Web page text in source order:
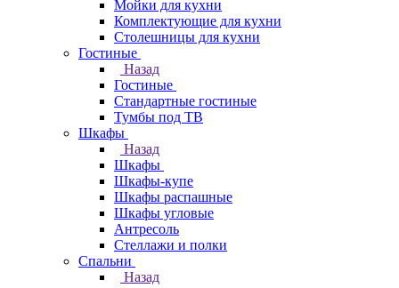
Мойки для кухни
Комплектующие для кухни
Столешницы для кухни
Гостиные
Назад
Гостиные
Стандартные гостиные
Тумбы под ТВ
Шкафы
Назад
Шкафы
Шкафы-купе
Шкафы распашные
Шкафы угловые
Антресоль
Стеллажи и полки
Спальни
Назад